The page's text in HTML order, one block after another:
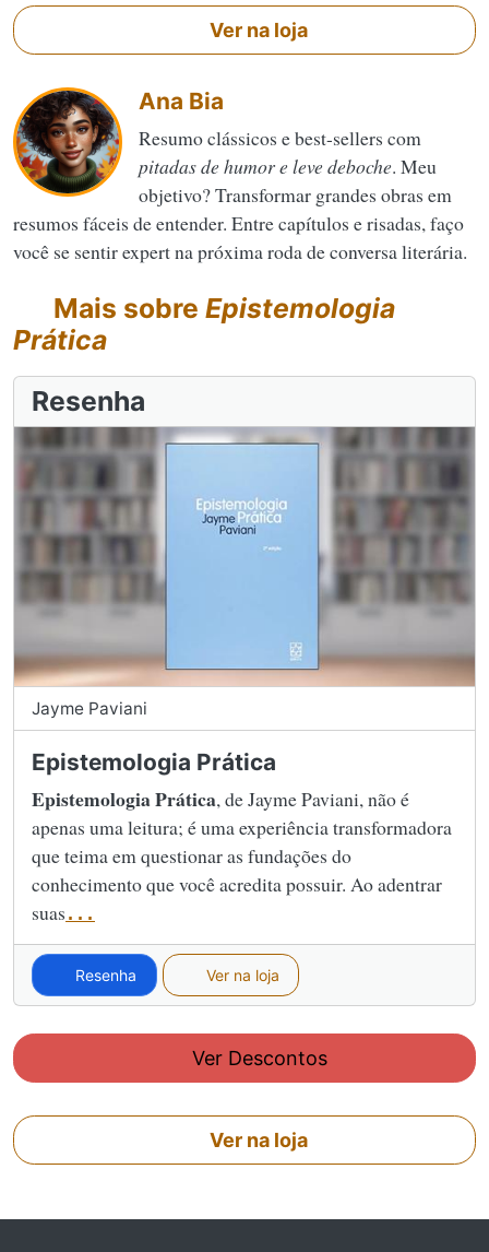
Ver na loja
Ana Bia
Resumo clássicos e best-sellers com
pitadas de humor e leve deboche. Meu
objetivo? Transformar grandes obras em
resumos fáceis de entender. Entre capítulos e risadas, faço
você se sentir expert na próxima roda de conversa literária.
Mais sobre Epistemologia
Prática
Resenha
Jayme Paviani
Epistemologia Prática
Epistemologia Prática, de Jayme Paviani, não é
apenas uma leitura; é uma experiência transformadora
que teima em questionar as fundações do
conhecimento que você acredita possuir. Ao adentrar
suas ...
Resenha Ver na loja
Ver Descontos
Ver na loja